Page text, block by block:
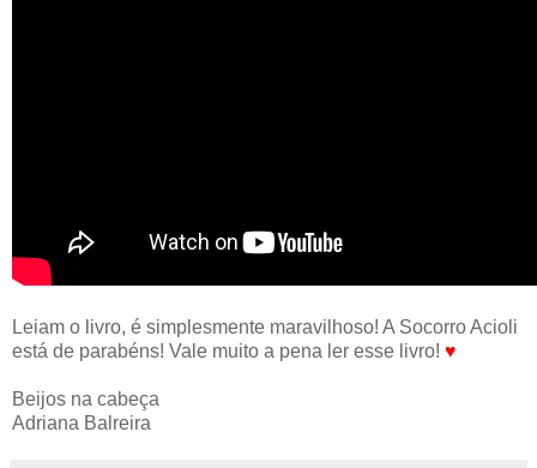
Leiam o livro, é simplesmente maravilhoso! A Socorro Acioli
está de parabéns! Vale muito a pena ler esse livro! ♥
Beijos na cabeça
Adriana Balreira